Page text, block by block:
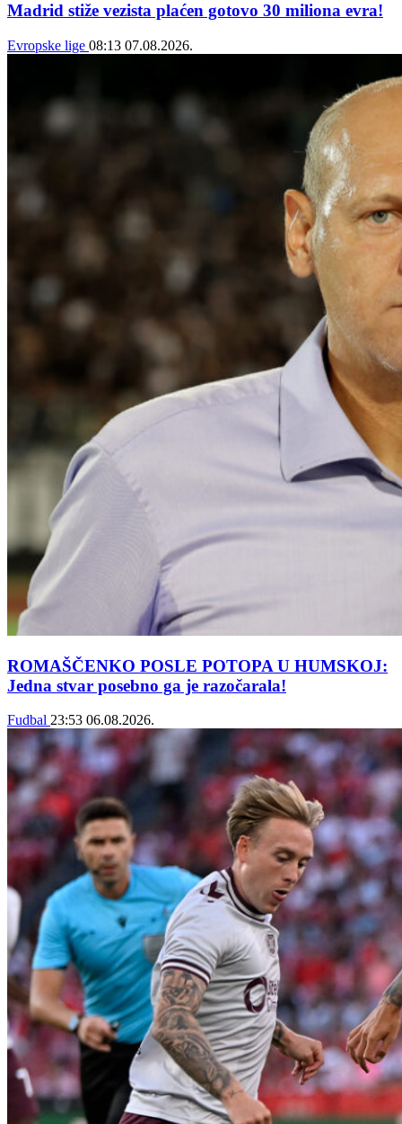
Madrid stiže vezista plaćen gotovo 30 miliona evra!
Evropske lige 08:13 07.08.2026.
ROMAŠČENKO POSLE POTOPA U HUMSKOJ:
Jedna stvar posebno ga je razočarala!
Fudbal 23:53 06.08.2026.